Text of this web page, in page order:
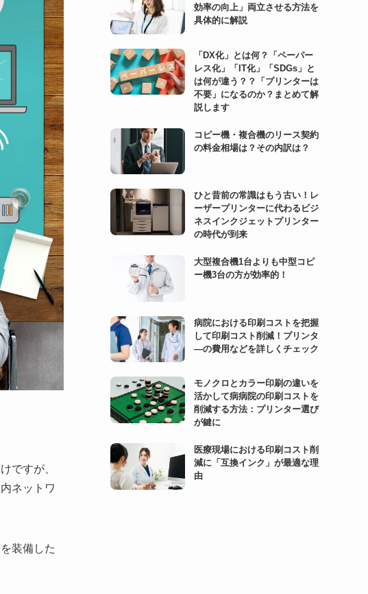
ですが、
ネットワ
装備した
効率の向上」両立させる方法を
具体的に解説
「DX化」とは何？「ペーパー
レス化」「IT化」「SDGs」と
は何が違う？？「プリンターは
不要」になるのか？まとめて解
説します
コピー機・複合機のリース契約
の料金相場は？その内訳は？
ひと昔前の常識はもう古い！レ
ーザープリンターに代わるビジ
ネスインクジェットプリンター
の時代が到来
大型複合機1台よりも中型コピ
ー機3台の方が効率的！
病院における印刷コストを把握
して印刷コスト削減！プリンタ
―の費用などを詳しくチェック
モノクロとカラー印刷の違いを
活かして病病院の印刷コストを
削減する方法：プリンター選び
が鍵に
医療現場における印刷コスト削
減に「互換インク」が最適な理
由